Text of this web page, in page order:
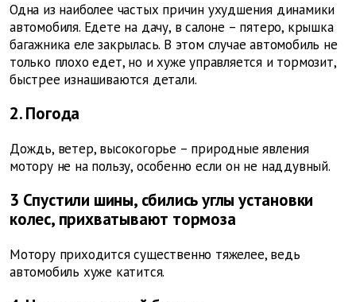
Одна из наиболее частых причин ухудшения динамики
автомобиля. Едете на дачу, в салоне – пятеро, крышка
багажника еле закрылась. В этом случае автомобиль не
только плохо едет, но и хуже управляется и тормозит,
быстрее изнашиваются детали.
2. Погода
Дождь, ветер, высокогорье – природные явления
мотору не на пользу, особенно если он не наддувный.
3 Спустили шины, сбились углы установки
колес, прихватывают тормоза
Мотору приходится существенно тяжелее, ведь
автомобиль хуже катится.